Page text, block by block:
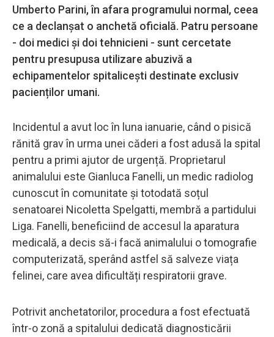
Umberto Parini, în afara programului normal, ceea
ce a declanșat o anchetă oficială. Patru persoane
- doi medici și doi tehnicieni - sunt cercetate
pentru presupusa utilizare abuzivă a
echipamentelor spitalicești destinate exclusiv
pacienților umani.
Incidentul a avut loc în luna ianuarie, când o pisică
rănită grav în urma unei căderi a fost adusă la spital
pentru a primi ajutor de urgență. Proprietarul
animalului este Gianluca Fanelli, un medic radiolog
cunoscut în comunitate și totodată soțul
senatoarei Nicoletta Spelgatti, membră a partidului
Liga. Fanelli, beneficiind de accesul la aparatura
medicală, a decis să-i facă animalului o tomografie
computerizată, sperând astfel să salveze viața
felinei, care avea dificultăți respiratorii grave.
Potrivit anchetatorilor, procedura a fost efectuată
într-o zonă a spitalului dedicată diagnosticării